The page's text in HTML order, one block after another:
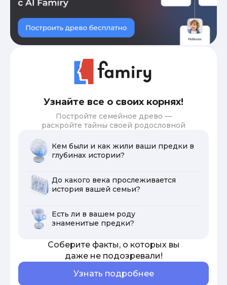
Узнайте все о своих корнях!
Постройте семейное древо —
раскройте тайны своей родословной
Кем были и как жили ваши предки в
глубинах истории?
До какого века прослеживается
история вашей семьи?
Есть ли в вашем роду
знаменитые предки?
Соберите факты, о которых вы
даже не подозревали!
Узнать подробнее